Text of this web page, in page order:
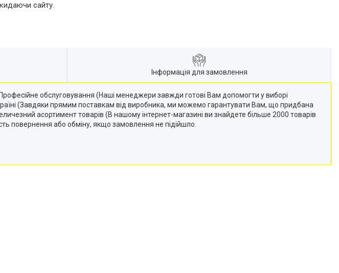
сайту.
Інформація для замовлення
обслуговування (Наші менеджери завжди готові Вам допомогти у виборі
(Завдяки прямим поставкам від виробника, ми можемо гарантувати Вам, що придбана
асортимент товарів (В нашому інтернет-магазині ви знайдете більше 2000 товарів
повернення або обміну, якщо замовлення не підійшло.